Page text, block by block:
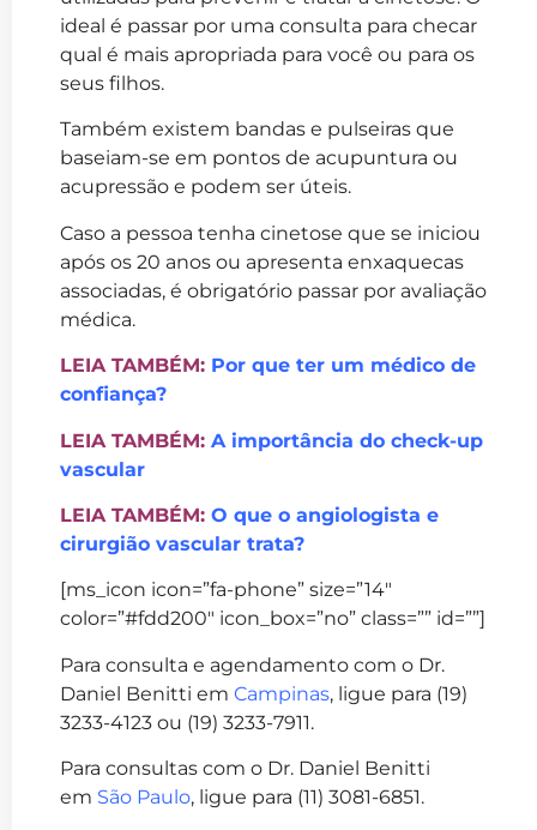
ideal é passar por uma consulta para checar
qual é mais apropriada para você ou para os
seus filhos.
Também existem bandas e pulseiras que
baseiam-se em pontos de acupuntura ou
acupressão e podem ser úteis.
Caso a pessoa tenha cinetose que se iniciou
após os 20 anos ou apresenta enxaquecas
associadas, é obrigatório passar por avaliação
médica.
LEIA TAMBÉM: Por que ter um médico de
confiança?
LEIA TAMBÉM: A importância do check-up
vascular
LEIA TAMBÉM: O que o angiologista e
cirurgião vascular trata?
[ms_icon icon=”fa-phone” size=”14″
color=”#fdd200″ icon_box=”no” class=”” id=””]
Para consulta e agendamento com o Dr.
Daniel Benitti em Campinas, ligue para (19)
3233-4123 ou (19) 3233-7911.
Para consultas com o Dr. Daniel Benitti
em São Paulo, ligue para (11) 3081-6851.